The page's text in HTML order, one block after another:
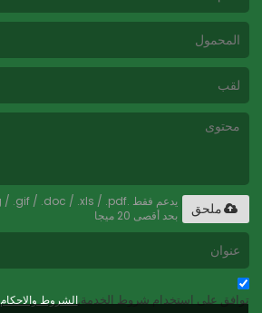
بحد أقصى 20 ميجا
ملحق
توافق على استخدام شروط الخدمة,الشروط والاحكام